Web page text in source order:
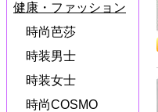
健康・ファッション
時尚芭莎
時装男士
時装女士
時尚COSMO